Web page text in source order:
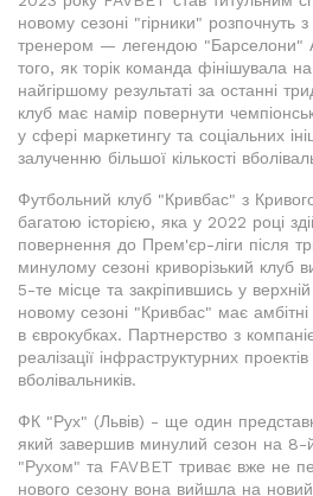
новому сезоні "гірники" розпочнуть
тренером — легендою "Барселони"
того, як торік команда фінішувала
найгіршому результаті за останні
клуб має намір повернути
у сфері маркетингу та соціальних
залученню більшої кількості
Футбольний клуб "Кривбас" з
багатою історією, яка у 2022 році
повернення до Прем'єр-ліги після
минулому сезоні криворізький клуб
5-те місце та закріпившись у
новому сезоні "Кривбас" має
в єврокубках. Партнерство з
реалізації інфраструктурних
вболівальників.
ФК "Рух" (Львів) - ще один
який завершив минулий сезон на 8-
"Рухом" та FAVBET триває вже не
нового сезону вона вийшла на новий